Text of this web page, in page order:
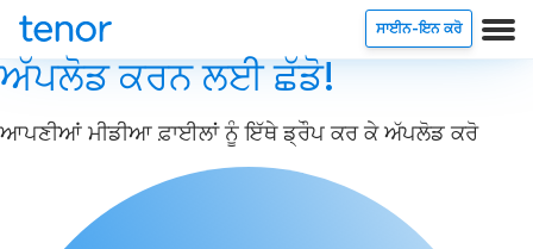
ਸਾਈਨ-ਇਨ ਕਰੋ
ਅੱਪਲੋਡ ਕਰਨ ਲਈ ਛੱਡੋ!
ਆਪਣੀਆਂ ਮੀਡੀਆ ਫ਼ਾਈਲਾਂ ਨੂੰ ਇੱਥੇ ਡ੍ਰੌਪ ਕਰ ਕੇ ਅੱਪਲੋਡ ਕਰੋ